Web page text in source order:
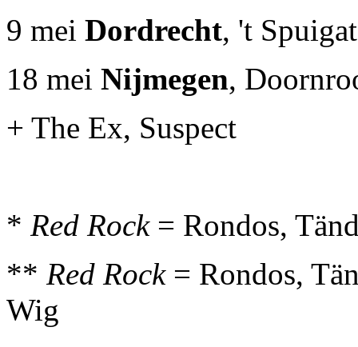
9 mei Dordrecht, 't
18 mei Nijmegen,
+ The Ex, Suspect
* Red Rock = Rondos,
** Red Rock= Rondos,
Wig